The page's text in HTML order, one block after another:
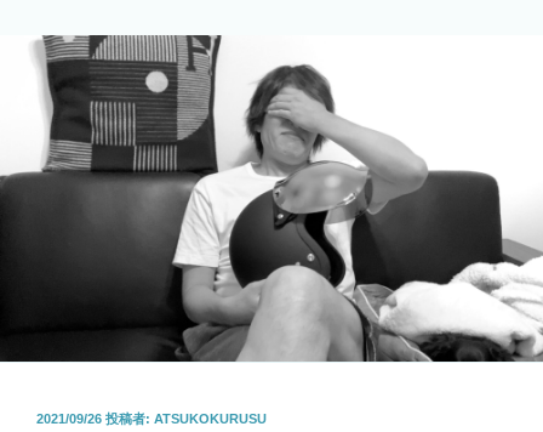
投
2021/09/26 投稿者: ATSUKOKURUSU